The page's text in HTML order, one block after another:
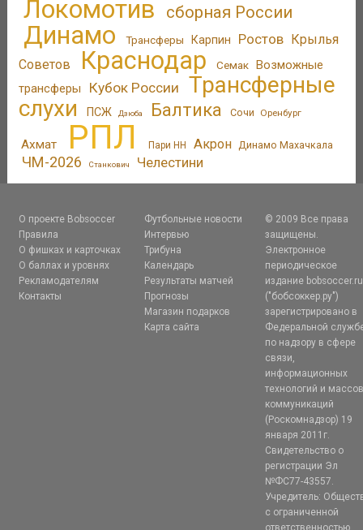
Локомотив сборная России
Динамо Трансферы Карпин Ростов Крылья
Советов
Краснодар Семак Возможные
трансферы
Кубок России
Трансферные
слухи
ПСЖ Дзюба Балтика Сочи Оренбург
Ахмат РПЛ Пари НН Акрон Динамо Махачкала
ЧМ-2026 Станкович Челестини
О проекте Bobsoccer
Правила
О фишках и карточках
О баллах и уровнях
Рекламодателям
Контакты
Футбольные новости
Интервью
Трибуна
Календарь
Результаты матчей
Прогнозы
Магазин подарков
Карта сайта
© 2009 Все права
защищены.
Электронное
периодическое
издание bobsoccer.ru
("бобсоккер.ру")
зарегистрировано в
Федеральной
по надзору в сфере
связи,
информационных
технологий и
коммуникаций
(Роскомнадзор) 19
января 2011г.
Свидетельство о
регистрации Эл
№ФС77-43557.
Учредитель:
с ограниченной